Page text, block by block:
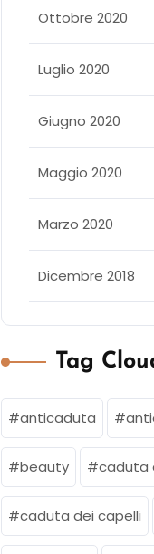
Ottobre 2020
Luglio 2020
Giugno 2020
Maggio 2020
Marzo 2020
Dicembre 2018
Tag
anticaduta
beauty caduta
caduta dei capelli